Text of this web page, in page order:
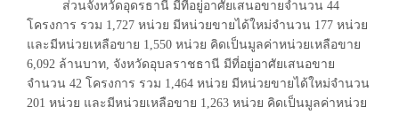
ส่วนจังหวัดอุดรธานี มีที่อยู่อาศัยเสนอขายจำนวน 44
โครงการ รวม 1,727 หน่วย มีหน่วยขายได้ใหม่จำนวน 177 หน่วย
และมีหน่วยเหลือขาย 1,550 หน่วย คิดเป็นมูลค่าหน่วยเหลือขาย
6,092 ล้านบาท, จังหวัดอุบลราชธานี มีที่อยู่อาศัยเสนอขาย
จำนวน 42 โครงการ รวม 1,464 หน่วย มีหน่วยขายได้ใหม่จำนวน
201 หน่วย และมีหน่วยเหลือขาย 1,263 หน่วย คิดเป็นมูลค่าหน่วย